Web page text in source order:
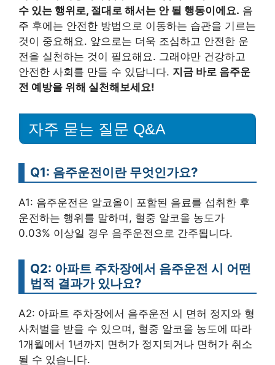
수 있는 행위로, 절대로 해서는 안 될 행동이에요. 음
주 후에는 안전한 방법으로 이동하는 습관을 기르는
것이 중요해요. 앞으로는 더욱 조심하고 안전한 운
전을 실천하는 것이 필요해요. 그래야만 건강하고
안전한 사회를 만들 수 있답니다. 지금 바로 음주운
전 예방을 위해 실천해보세요!
자주 묻는 질문 Q&A
Q1: 음주운전이란 무엇인가요?
A1: 음주운전은 알코올이 포함된 음료를 섭취한 후
운전하는 행위를 말하며, 혈중 알코올 농도가
0.03% 이상일 경우 음주운전으로 간주됩니다.
Q2: 아파트 주차장에서 음주운전 시 어떤
법적 결과가 있나요?
A2: 아파트 주차장에서 음주운전 시 면허 정지와 형
사처벌을 받을 수 있으며, 혈중 알코올 농도에 따라
1개월에서 1년까지 면허가 정지되거나 면허가 취소
될 수 있습니다.